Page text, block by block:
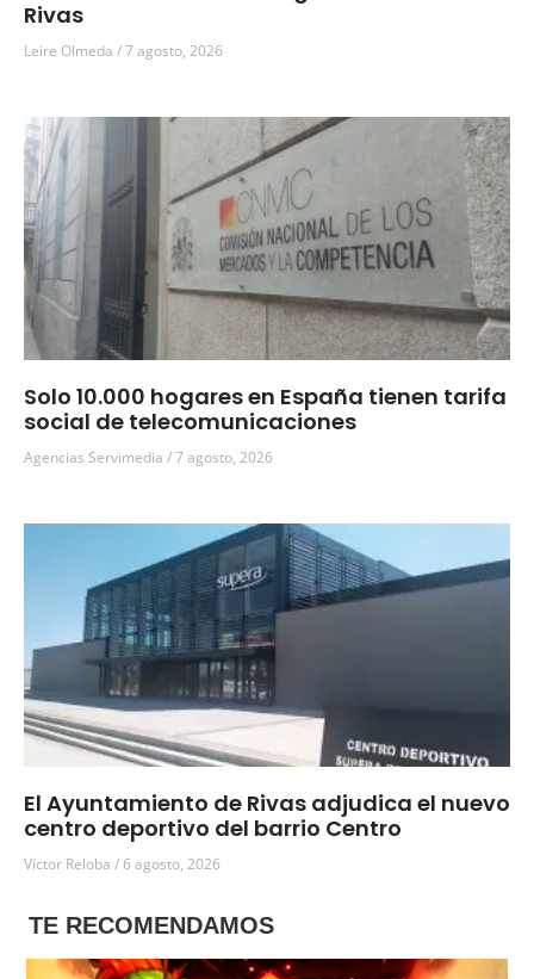
Rivas
Leire Olmeda 7 agosto, 2026
Solo 10.000 hogares en España tienen tarifa
social de telecomunicaciones
Agencias Servimedia 7 agosto, 2026
El Ayuntamiento de Rivas adjudica el nuevo
centro deportivo del barrio Centro
Víctor Reloba 6 agosto, 2026
TE RECOMENDAMOS